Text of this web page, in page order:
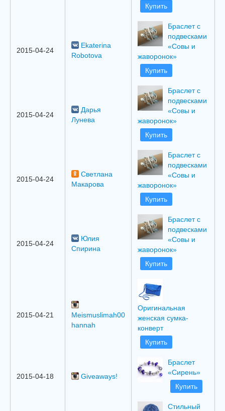
Купить
2015-04-24
Ekaterina
Robotova
Браслет с
подвесками
«Совы и
жаворонок»
Купить
2015-04-24
Дарья
Лунева
Браслет с
подвесками
«Совы и
жаворонок»
Купить
2015-04-24
Светлана
Макарова
Браслет с
подвесками
«Совы и
жаворонок»
Купить
2015-04-24
Юлия
Спирина
Браслет с
подвесками
«Совы и
жаворонок»
Купить
2015-04-21
Meismuslimah00
hannah
Оригинальная
женская сумка-
конверт
Купить
2015-04-18 Giveaways!
Браслет
«Сирень»
Купить
Стильный